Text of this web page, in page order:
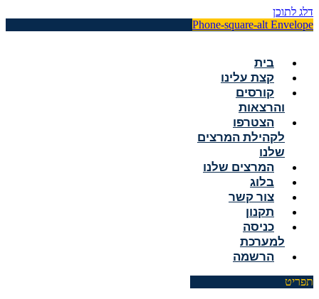
דלג לתוכן
Phone-square-alt Envelope
בית
קצת עלינו
קורסים
והרצאות
הצטרפו
לקהילת המרצים
שלנו
המרצים שלנו
בלוג
צור קשר
תקנון
כניסה
למערכת
הרשמה
תפריט